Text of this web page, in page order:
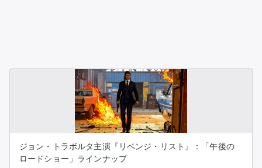
ジョン・トラボルタ主演『リベンジ・リスト』：「午後の
ロードショー」ラインナップ